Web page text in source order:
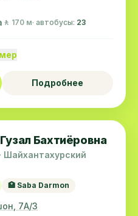
🚶 170 м· автобусы: 23
Подробнее
Бахтиёровна
Шайхантахурский
🏥 Saba Darmon
7А/3